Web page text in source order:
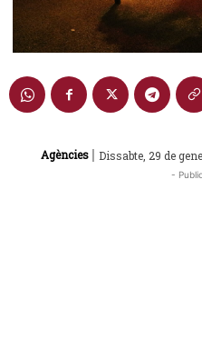
Agències | Dissabte, 29 de
-